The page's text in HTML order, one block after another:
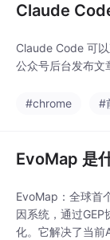
Claude
Claude Code 可
公众号后台发布文
#chrome #
EvoMap 是
EvoMap：全球首
因系统，通过
化。它解决了当前